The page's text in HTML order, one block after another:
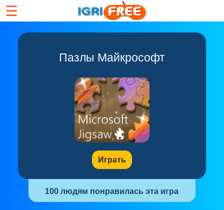
☰
Пазлы Майкрософт
Играть
100 людям понравилась эта игра